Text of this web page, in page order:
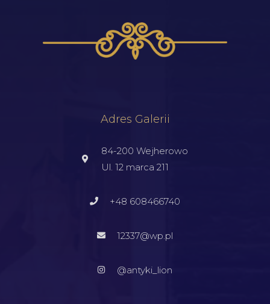
Adres Galerii
84-200 Wejherowo
Ul. 12 marca 211
+48 608466740
12337@wp.pl
@antyki_lion